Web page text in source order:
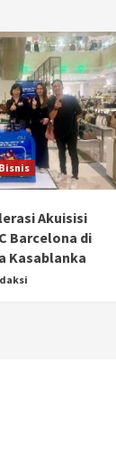
Bisnis
Akuisisi
Barcelona di
Kasablanka